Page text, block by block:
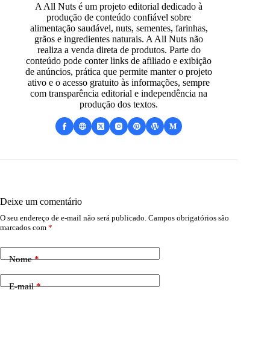
A All Nuts é um projeto editorial dedicado à
produção de conteúdo confiável sobre
alimentação saudável, nuts, sementes, farinhas,
grãos e ingredientes naturais. A All Nuts não
realiza a venda direta de produtos. Parte do
conteúdo pode conter links de afiliado e exibição
de anúncios, prática que permite manter o projeto
ativo e o acesso gratuito às informações, sempre
com transparência editorial e independência na
produção dos textos.
Deixe um comentário
O seu endereço de e-mail não será publicado. Campos obrigatórios são
marcados com *
Nome*
E-mail*